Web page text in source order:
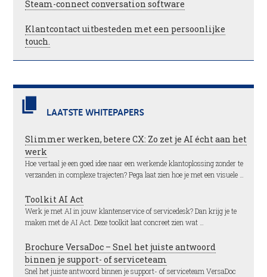
Steam-connect conversation software
Klantcontact uitbesteden met een persoonlijke
touch.
LAATSTE WHITEPAPERS
Slimmer werken, betere CX: Zo zet je AI écht aan het
werk
Hoe vertaal je een goed idee naar een werkende klantoplossing zonder te
verzanden in complexe trajecten? Pega laat zien hoe je met een visuele …
Toolkit AI Act
Werk je met AI in jouw klantenservice of servicedesk? Dan krijg je te
maken met de AI Act. Deze toolkit laat concreet zien wat …
Brochure VersaDoc – Snel het juiste antwoord
binnen je support- of serviceteam
Snel het juiste antwoord binnen je support- of serviceteam VersaDoc